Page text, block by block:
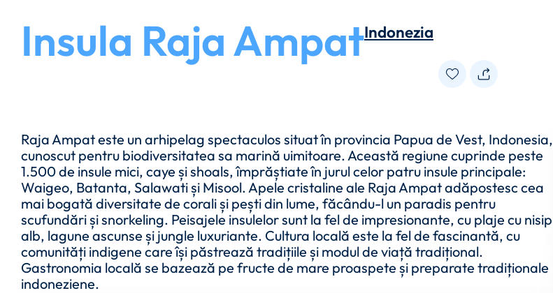
Insula Raja AmpatIndonezia
Raja Ampat este un arhipelag spectaculos situat în provincia Papua de Vest, Indonesia,
cunoscut pentru biodiversitatea sa marină uimitoare. Această regiune cuprinde peste
1.500 de insule mici, caye și shoals, împrăștiate în jurul celor patru insule principale:
Waigeo, Batanta, Salawati și Misool. Apele cristaline ale Raja Ampat adăpostesc cea
mai bogată diversitate de corali și pești din lume, făcându-l un paradis pentru
scufundări și snorkeling. Peisajele insulelor sunt la fel de impresionante, cu plaje cu nisip
alb, lagune ascunse și jungle luxuriante. Cultura locală este la fel de fascinantă, cu
comunități indigene care își păstrează tradițiile și modul de viață tradițional.
Gastronomia locală se bazează pe fructe de mare proaspete și preparate tradiționale
indoneziene.